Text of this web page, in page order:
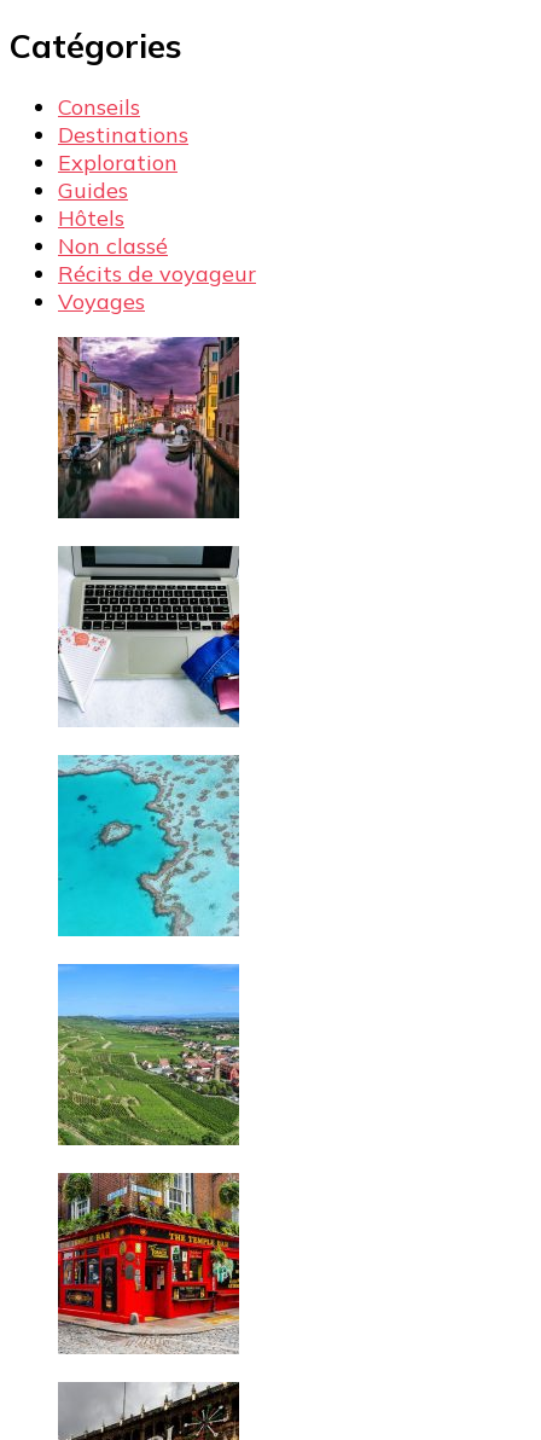
Catégories
Conseils
Destinations
Exploration
Guides
Hôtels
Non classé
Récits de voyageur
Voyages